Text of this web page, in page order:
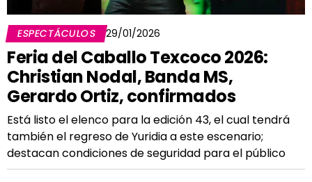
ESPECTÁCULOS 29/01/2026
Feria del Caballo Texcoco 2026:
Christian Nodal, Banda MS,
Gerardo Ortiz, confirmados
Está listo el elenco para la edición 43, el cual tendrá
también el regreso de Yuridia a este escenario;
destacan condiciones de seguridad para el público